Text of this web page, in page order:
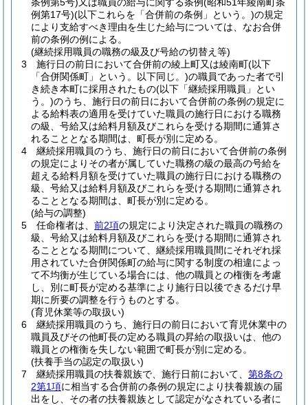
例第17号)(以下これらを「合併前の条例」という。)の規定
により支給すべき理由を生じた給与については、なお合併
前の条例の例による。
(継続採用職員の職務の級及び号給の切替え等)
3
施行日の前日において合併前の綾上町又は綾南町(以下
「合併関係町」という。以下同じ。)の職員であった者で引
き続き本町に採用されたもの(以下「継続採用職員」とい
う。)のうち、施行日の前日において合併前の条例の規定に
よる給料表の適用を受けていた職員の施行日における職務
の級、号給又は給料月額及びこれらを受ける期間に通算さ
れることとなる期間は、町長が別に定める。
4
継続採用職員のうち、施行日の前日において合併前の条例
の規定によりその者が属していた職務の級の最高の号給を
超える給料月額を受けていた職員の施行日における職務の
級、号給又は給料月額及びこれらを受ける期間に通算され
ることとなる期間は、町長が別に定める。
(給与の調整)
5
任命権者は、 前2項の規定により決定された職員の職務の
級、号給又は給料月額及びこれらを受ける期間に通算され
ることとなる期間について、継続採用職員間にそれぞれ採
用されていた合併関係町の給与に関する制度の相違によっ
て不均衡が生じている場合には、他の職員との権衡を考慮
し、別に町長が定める基準により施行日以後できるだけ早
期に所要の調整を行うものとする。
(育児休業等の取扱い)
6
継続採用職員のうち、施行日の前日において育児休業中の
職員及びその他町長の定める職員の昇給の取扱いは、他の
職員との権衡を失しない範囲で町長が別に定める。
(扶養手当の認定の取扱い)
7
継続採用職員の扶養親族で、施行日前において、 第8条の
2第1項に相当する合併前の条例の規定により扶養親族の届
出をし、その者の扶養親族として認定がなされている者に